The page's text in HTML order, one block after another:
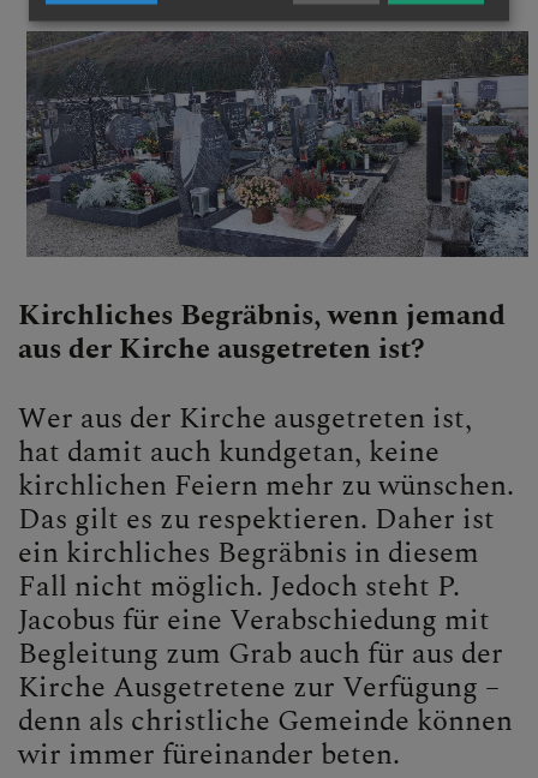
Kirchliches Begräbnis, wenn jemand
aus der Kirche ausgetreten ist?
Wer aus der Kirche ausgetreten ist,
hat damit auch kundgetan, keine
kirchlichen Feiern mehr zu wünschen.
Das gilt es zu respektieren. Daher ist
ein kirchliches Begräbnis in diesem
Fall nicht möglich. Jedoch steht P.
Jacobus für eine Verabschiedung mit
Begleitung zum Grab auch für aus der
Kirche Ausgetretene zur Verfügung –
denn als christliche Gemeinde können
wir immer füreinander beten.